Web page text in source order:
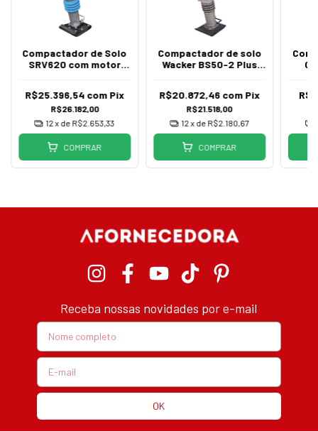
Compactador de Solo
SRV620 com motor
R$26.182,00
R$25.396,54 com Pix
12x de R$2.653,33
COMPRAR
Compactador de solo
Wacker BS50-2 Plus
R$21.518,00
R$20.872,46 com Pix
12x de R$2.180,67
COMPRAR
Receba nossas novidades por e-mail